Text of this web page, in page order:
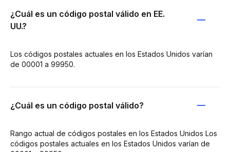
¿Cuál es un código postal válido en EE.
UU.?
Los códigos postales actuales en los Estados Unidos varían
de 00001 a 99950.
¿Cuál es un código postal válido?
Rango actual de códigos postales en los Estados Unidos Los
códigos postales actuales en los Estados Unidos varían de